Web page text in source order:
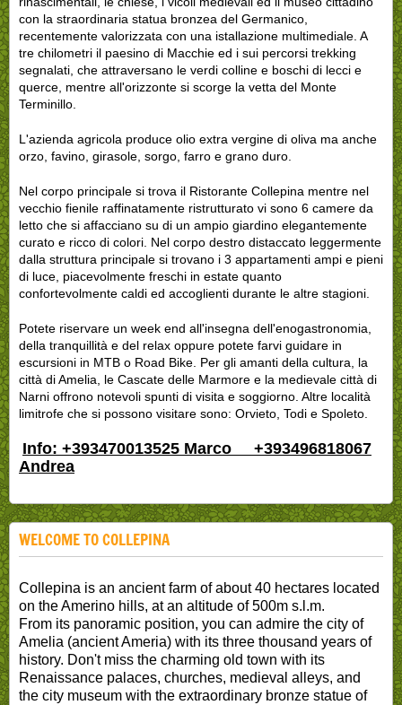
con la straordinaria statua bronzea del Germanico,
recentemente valorizzata con una istallazione multimediale. A
tre chilometri il paesino di Macchie ed i sui percorsi trekking
segnalati, che attraversano le verdi colline e boschi di lecci e
querce, mentre all'orizzonte si scorge la vetta del Monte
Terminillo.
L'azienda agricola produce olio extra vergine di oliva ma anche
orzo, favino, girasole, sorgo, farro e grano duro.
Nel corpo principale si trova il Ristorante Collepina mentre nel
vecchio fienile raffinatamente ristrutturato vi sono 6 camere da
letto che si affacciano su di un ampio giardino elegantemente
curato e ricco di colori. Nel corpo destro distaccato leggermente
dalla struttura principale si trovano i 3 appartamenti ampi e pieni
di luce, piacevolmente freschi in estate quanto
confortevolmente caldi ed accoglienti durante le altre stagioni.
Potete riservare un week end all'insegna dell'enogastronomia,
della tranquillità e del relax oppure potete farvi guidare in
escursioni in MTB o Road Bike. Per gli amanti della cultura, la
città di Amelia, le Cascate delle Marmore e la medievale città di
Narni offrono notevoli spunti di visita e soggiorno. Altre località
limitrofe che si possono visitare sono: Orvieto, Todi e Spoleto.
Info: +393470013525 Marco +393496818067
Andrea
WELCOME TO COLLEPINA
Collepina is an ancient farm of about 40 hectares located
on the Amerino hills, at an altitude of 500m s.l.m.
From its panoramic position, you can admire the city of
Amelia (ancient Ameria) with its three thousand years of
history. Don't miss the charming old town with its
Renaissance palaces, churches, medieval alleys, and
the city museum with the extraordinary bronze statue of